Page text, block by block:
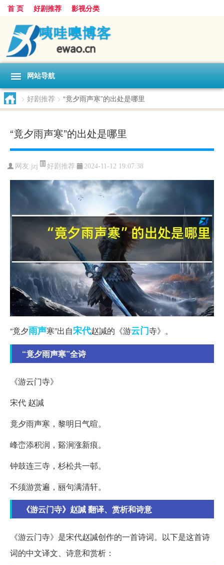
首 页 好剧推荐 影视分类
网站导航
> 好剧推荐 > “竟夕雨声寒”的出处是哪里
“竟夕雨声寒”的出处是哪里
网友:jzj 好剧推荐 2024-11-12 19:07:38
“竟夕雨声寒”出自宋代赵諴的《游云门寺》。
“竟夕雨声寒”全诗
《游云门寺》
宋代 赵諴
竟夕雨声寒，黎明日气暄。
峰峦添积润，谿涧涨新痕。
钟鼓连三寺，杉松共一邨。
不须游赏遍，丽句满清轩。
《游云门寺》赵諴 翻译、赏析和诗意
《游云门寺》是宋代赵諴创作的一首诗词。以下是这首诗
词的中文译文、诗意和赏析：